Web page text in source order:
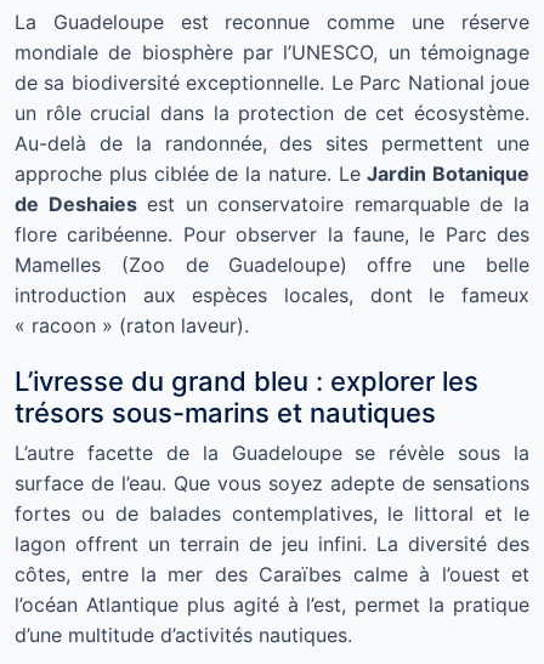
La Guadeloupe est reconnue comme une réserve
mondiale de biosphère par l’UNESCO, un témoignage
de sa biodiversité exceptionnelle. Le Parc National joue
un rôle crucial dans la protection de cet écosystème.
Au-delà de la randonnée, des sites permettent une
approche plus ciblée de la nature. LeJardin Botanique
de Deshaiesest un conservatoire remarquable de la
flore caribéenne. Pour observer la faune, le Parc des
Mamelles (Zoo de Guadeloupe) offre une belle
introduction aux espèces locales, dont le fameux
« racoon » (raton laveur).
L’ivresse du grand bleu : explorer les
trésors sous-marins et nautiques
L’autre facette de la Guadeloupe se révèle sous la
surface de l’eau. Que vous soyez adepte de sensations
fortes ou de balades contemplatives, le littoral et le
lagon offrent un terrain de jeu infini. La diversité des
côtes, entre la mer des Caraïbes calme à l’ouest et
l’océan Atlantique plus agité à l’est, permet la pratique
d’une multitude d’activités nautiques.